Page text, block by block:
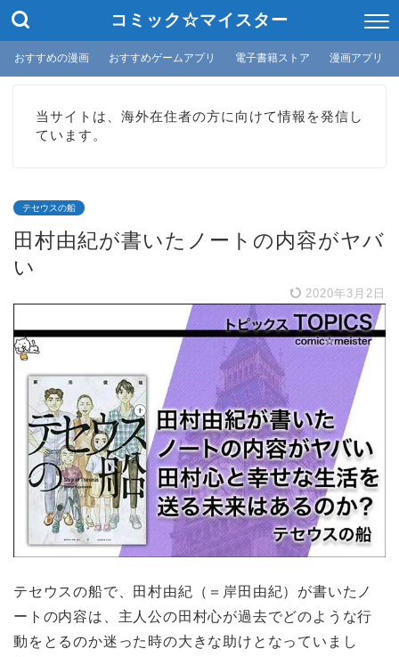
コミック☆マイスター
おすすめの漫画 おすすめゲームアプリ 電子書籍ストア 漫画アプリ
当サイトは、海外在住者の方に向けて情報を発信し
ています。
テセウスの船
田村由紀が書いたノートの内容がヤバ
い
2020年3月2日
テセウスの船で、田村由紀（＝岸田由紀）が書いたノ
ートの内容は、主人公の田村心が過去でどのような行
動をとるのか迷った時の大きな助けとなっていまし